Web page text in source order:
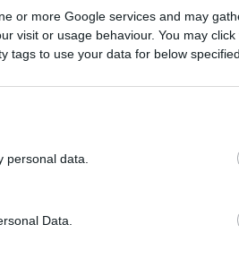
or more Google services and may
visit or usage behaviour. You may
tags to use your data for below
personal data.
Data.